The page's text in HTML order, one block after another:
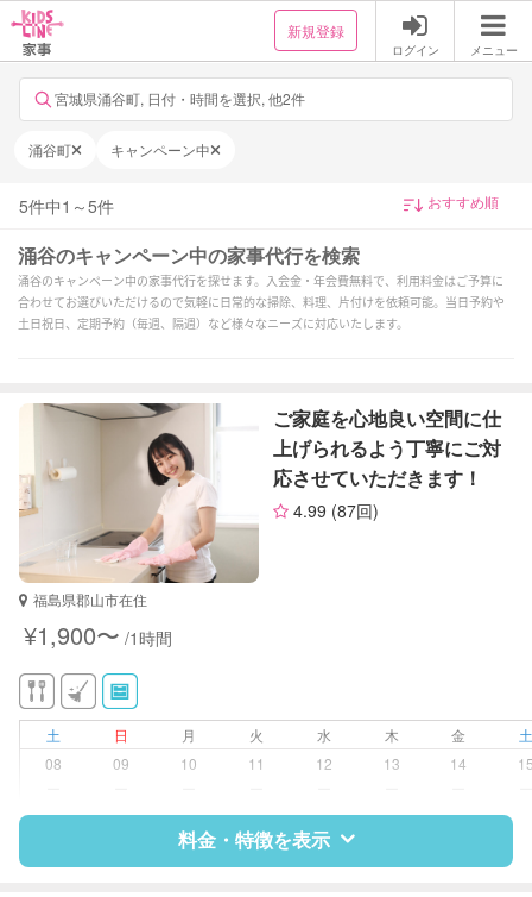
新規登録
ログイン メニュー
宮城県涌谷町, 日付・時間を選択, 他2件
涌谷町 キャンペーン中
5件中1 ～5件
涌谷のキャンペーン中の家事代行を検索
涌谷のキャンペーン中の家事代行を探せます。入会金・年会費無料で、利用料金はご予算に
合わせてお選びいただけるので気軽に日常的な掃除、料理、片付けを依頼可能。当日予約や
土日祝日、定期予約（毎週、隔週）など様々なニーズに対応いたします。
ご家庭を心地良い空間に仕
上げられるよう丁寧にご対
応させていただきます！
4.99 (87回)
福島県郡山市在住
¥1,900〜 /1時間
土 日 月 火 水 木 金
08
09 10 11 12 13 14
料金・特徴を表示